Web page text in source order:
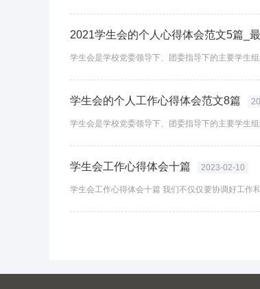
2021学生会的个人心得体会范文5篇_
学生会的个人工作心得体会范文8篇
学生会工作心得体会十篇 2023-02-10